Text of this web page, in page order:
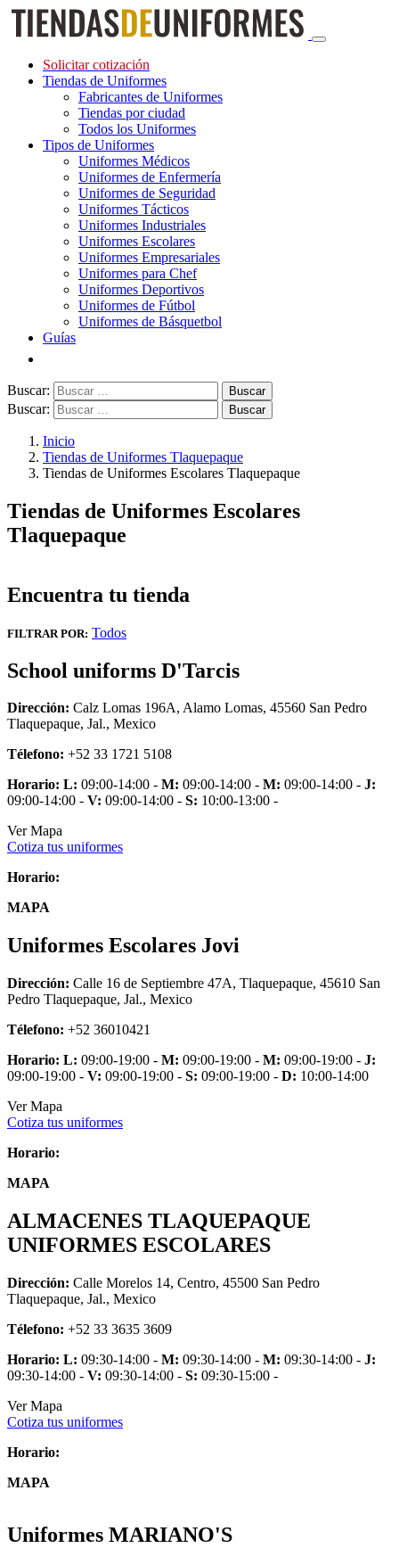
Solicitar cotización
Tiendas de Uniformes
Fabricantes de Uniformes
Tiendas por ciudad
Todos los Uniformes
Tipos de Uniformes
Uniformes Médicos
Uniformes de Enfermería
Uniformes de Seguridad
Uniformes Tácticos
Uniformes Industriales
Uniformes Escolares
Uniformes Empresariales
Uniformes para Chef
Uniformes Deportivos
Uniformes de Fútbol
Uniformes de Básquetbol
Guías
Buscar:
Buscar:
Inicio
Tiendas de Uniformes Tlaquepaque
Tiendas de Uniformes Escolares Tlaquepaque
Tiendas de Uniformes Escolares
Tlaquepaque
Encuentra tu tienda
FILTRAR POR: Todos
School uniforms D'Tarcis
Dirección: Calz Lomas 196A, Alamo Lomas, 45560 San Pedro
Tlaquepaque, Jal., Mexico
Télefono: +52 33 1721 5108
Horario: L: 09:00-14:00 - M: 09:00-14:00 - M: 09:00-14:00 - J:
09:00-14:00 - V: 09:00-14:00 - S: 10:00-13:00 -
Ver Mapa
Cotiza tus uniformes
Horario:
MAPA
Uniformes Escolares Jovi
Dirección: Calle 16 de Septiembre 47A, Tlaquepaque, 45610 San
Pedro Tlaquepaque, Jal., Mexico
Télefono: +52 36010421
Horario: L: 09:00-19:00 - M: 09:00-19:00 - M: 09:00-19:00 - J:
09:00-19:00 - V: 09:00-19:00 - S: 09:00-19:00 - D: 10:00-14:00
Ver Mapa
Cotiza tus uniformes
Horario:
MAPA
ALMACENES TLAQUEPAQUE
UNIFORMES ESCOLARES
Dirección: Calle Morelos 14, Centro, 45500 San Pedro
Tlaquepaque, Jal., Mexico
Télefono: +52 33 3635 3609
Horario: L: 09:30-14:00 - M: 09:30-14:00 - M: 09:30-14:00 - J:
09:30-14:00 - V: 09:30-14:00 - S: 09:30-15:00 -
Ver Mapa
Cotiza tus uniformes
Horario:
MAPA
Uniformes MARIANO'S